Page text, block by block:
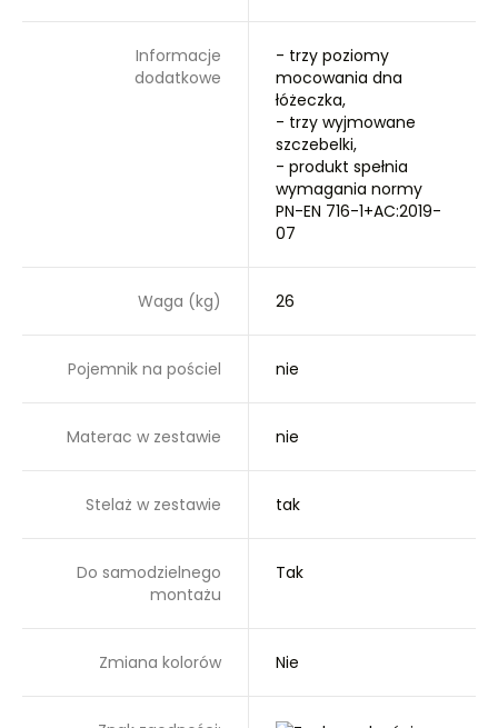
Informacje
dodatkowe
- trzy poziomy
mocowania dna
łóżeczka,
- trzy wyjmowane
szczebelki,
- produkt spełnia
wymagania normy
PN-EN 716-1+AC:2019-
07
Waga (kg) 26
Pojemnik na pościel nie
Materac w zestawie nie
Stelaż w zestawie tak
Do samodzielnego
montażu
Tak
Zmiana kolorów Nie